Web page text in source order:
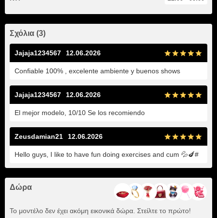
Σχόλια (3)
Jajaja1234567 12.06.2026
Confiable 100% , excelente ambiente y buenos shows
Jajaja1234567 12.06.2026
El mejor modelo, 10/10 Se los recomiendo
Zeusdamian21 12.06.2026
Hello guys, I like to have fun doing exercises and cum 💦🍆#
Δώρα
Το μοντέλο δεν έχει ακόμη εικονικά δώρα. Στείλτε το πρώτο!